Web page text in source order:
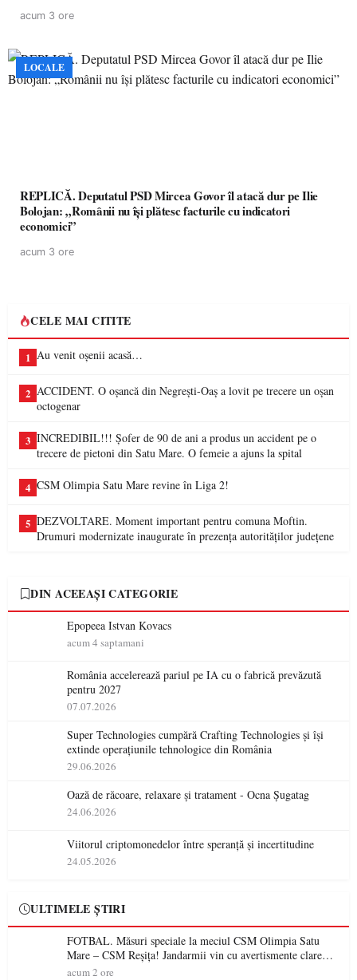
acum 3 ore
LOCALE
REPLICĂ. Deputatul PSD Mircea Govor îl atacă dur pe Ilie
Bolojan: „Românii nu își plătesc facturile cu indicatori
economici”
acum 3 ore
CELE MAI CITITE
1 Au venit oșenii acasă…
2 ACCIDENT. O oșancă din Negrești-Oaș a lovit pe trecere un oșan
octogenar
3 INCREDIBIL!!! Șofer de 90 de ani a produs un accident pe o
trecere de pietoni din Satu Mare. O femeie a ajuns la spital
4 CSM Olimpia Satu Mare revine în Liga 2!
5 DEZVOLTARE. Moment important pentru comuna Moftin.
Drumuri modernizate inaugurate în prezența autorităților județene
DIN ACEEAȘI CATEGORIE
Epopeea Istvan Kovacs
acum 4 saptamani
România accelerează pariul pe IA cu o fabrică prevăzută
pentru 2027
07.07.2026
Super Technologies cumpără Crafting Technologies și își
extinde operațiunile tehnologice din România
29.06.2026
Oază de răcoare, relaxare și tratament - Ocna Șugatag
24.06.2026
Viitorul criptomonedelor între speranță și incertitudine
24.05.2026
ULTIMELE ȘTIRI
FOTBAL. Măsuri speciale la meciul CSM Olimpia Satu
Mare – CSM Reșița! Jandarmii vin cu avertismente clare
pentru suporteri
acum 2 ore